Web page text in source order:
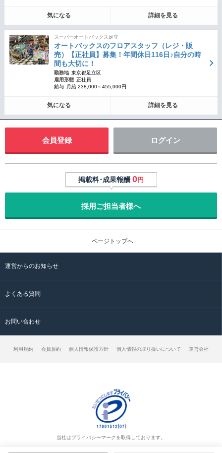
気になる 詳細を見る
スーパーオートバックス足立
オートバックスのフロアスタッフ（レジ・販
売）【正社員】募集！年間休日116日♪自分の時
間も大切に！
勤務地 東京都足立区
雇用形態 正社員
給与
月給 238,000～455,000円
気になる 詳細を見る
会員登録 ログイン
掲載料･成果報酬 0円
採用ご担当者様へ
ページトップへ
運営からのお知らせ
よくある質問
お問い合わせ
利用規約 会員規約 個人情報保護方針 個人情報の取り扱いについて 運営会社
当社はプライバシーマークを取得しております。